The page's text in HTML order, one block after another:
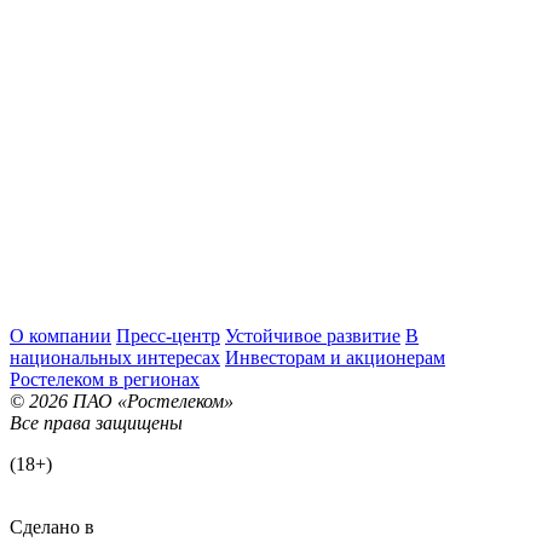
О компании Пресс-центр Устойчивое развитие В
национальных интересах Инвесторам и акционерам
Ростелеком в регионах
© 2026 ПАО «Ростелеком»
Все права защищены
(18+)
Сделано в